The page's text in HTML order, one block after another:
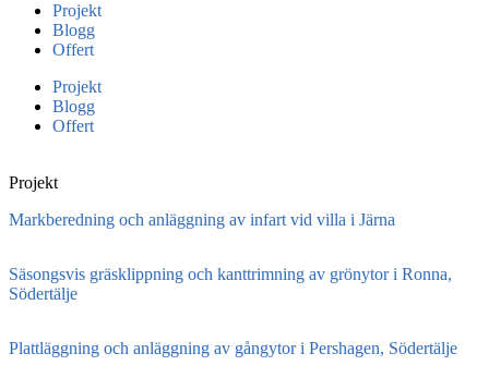
Projekt
Blogg
Offert
Projekt
Blogg
Offert
Projekt
Markberedning och anläggning av infart vid villa i Järna
Säsongsvis gräsklippning och kanttrimning av grönytor i Ronna,
Södertälje
Plattläggning och anläggning av gångytor i Pershagen, Södertälje